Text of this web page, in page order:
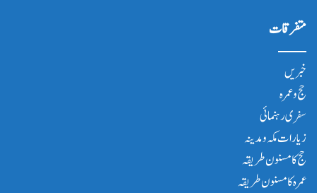
متفرقات
خبریں
حج و عمرہ
سفری رہنمائی
زیارات مکہ و مدینہ
حج کا مسنون طریقہ
عمرہ کا مسنون طریقہ